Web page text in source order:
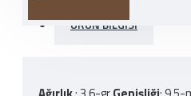
ÜRÜN BILGISI